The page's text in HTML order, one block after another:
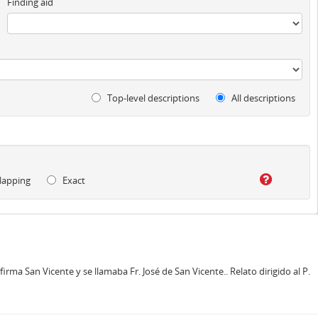
Top-level descriptions All descriptions
Exact
San Vicente y se llamaba Fr. José de San Vicente.. Relato dirigido al P.